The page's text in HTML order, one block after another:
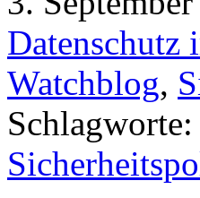
Datenschutz
Watchblog,
Schlagworte: